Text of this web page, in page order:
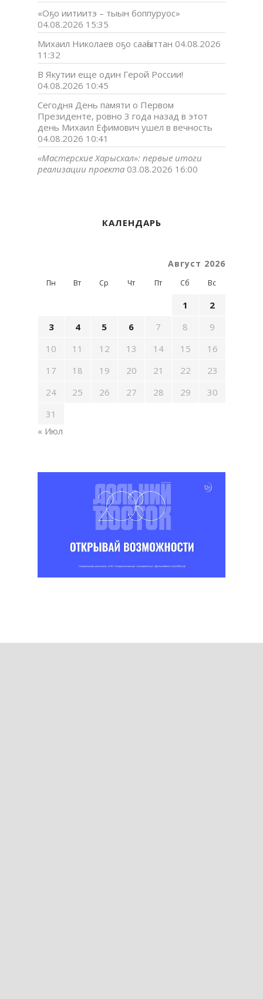
«Оҕо иитиитэ – тыын боппуруос»
04.08.2026 15:35
Михаил Николаев оҕо сааһыттан 04.08.2026
11:32
В Якутии еще один Герой России!
04.08.2026 10:45
Сегодня День памяти о Первом
Президенте, ровно 3 года назад в этот
день Михаил Ефимович ушел в вечность
04.08.2026 10:41
«Мастерские Харысхал»: первые итоги
реализации проекта 03.08.2026 16:00
КАЛЕНДАРЬ
Август 2026
Пн Вт Ср Чт Пт Сб Вс
1
2
3
4 5 6 7 8
9
10
11 12 13 14 15
16
17
18 19 20 21 22
23
24
25 26 27 28 29
30
31
« Июл